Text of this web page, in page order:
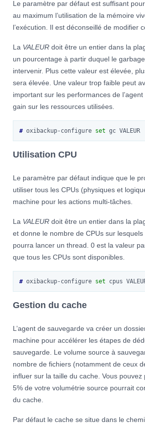
Le paramètre par défaut est suffisant
au maximum l’utilisation de la mémoire
l’exécution. Il est déconseillé de modifier
La VALEURdoit être un entier dans la
un pourcentage à partir duquel le
intervenir. Plus cette valeur est élevée,
sera élevée. Une valeur trop faible peut
important sur les performances de
gain sur les ressources utilisées.
# oxibackup-configure set gc VALEUR
Utilisation CPU
Le paramètre par défaut indique que le
utiliser tous les CPUs (physiques et
machine pour les actions multi-tâches.
La VALEURdoit être un entier dans la
et donne le nombre de CPUs sur
pourra lancer un thread. 0 est la valeur
que tous les CPUs sont disponibles.
# oxibackup-configure set cpus
Gestion du cache
L’agent de sauvegarde va créer un
machine pour accélérer les étapes de
sauvegarde. Le volume source à
nombre de fichiers (notamment de ceux
influer sur la taille du cache. Vous pouvez
5% de votre volumétrie source pourrait
du cache.
Par défaut le cache se situe dans le